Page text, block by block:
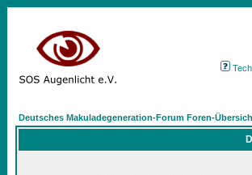
Deutsches Makuladegeneration-Forum Foren-